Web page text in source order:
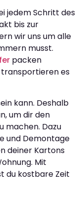
jedem Schritt des
bis zur
wir uns um alle
musst.
packen
transportieren es
kann. Deshalb
um dir den
machen. Dazu
und Demontage
deiner Kartons
Mit
du kostbare Zeit